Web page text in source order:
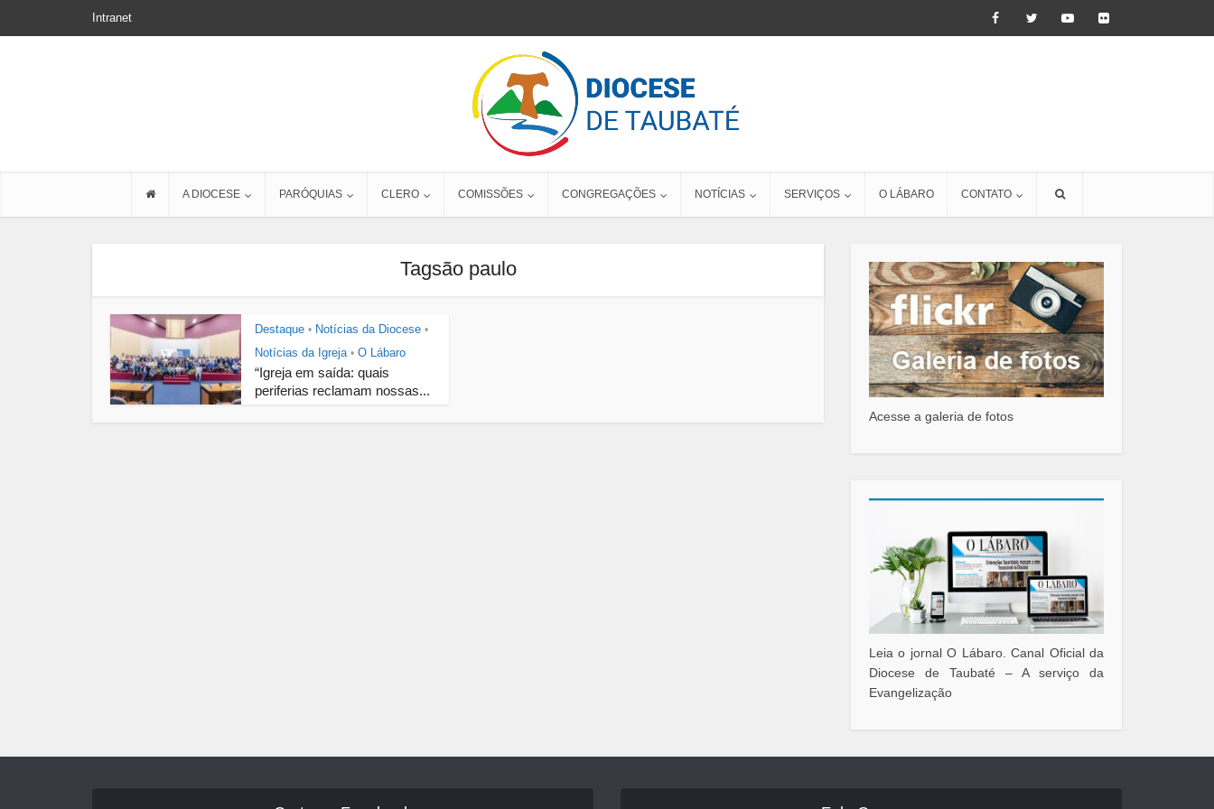
Intranet
A DIOCESE PARÓQUIAS CLERO COMISSÕES CONGREGAÇÕES NOTÍCIAS SERVIÇOS O LÁBARO CONTATO
Tagsão paulo
Destaque • Notícias da Diocese •
Notícias da Igreja • O Lábaro
“Igreja em saída: quais
periferias reclamam nossas...
Acesse a galeria de fotos
Leia o jornal O Lábaro. Canal Oficial da
Diocese de Taubaté – A serviço da
Evangelização